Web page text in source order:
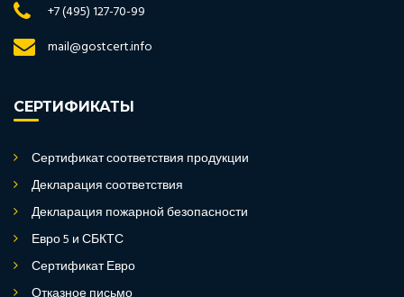
+7 (495) 127-70-99
mail@gostcert.info
СЕРТИФИКАТЫ
Сертификат соответствия продукции
Декларация соответствия
Декларация пожарной безопасности
Евро 5 и СБКТС
Сертификат Евро